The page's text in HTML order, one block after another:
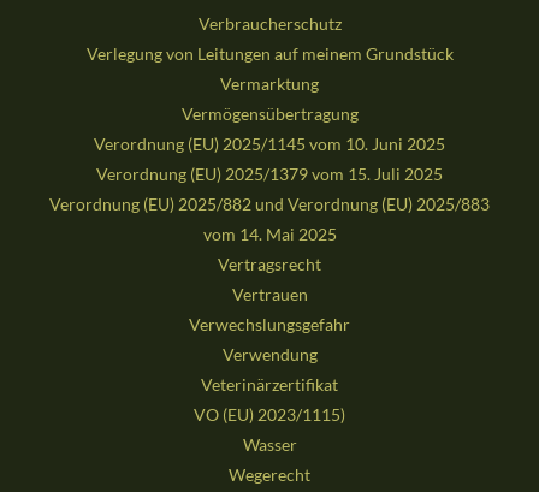
Verbraucherschutz
Verlegung von Leitungen auf meinem Grundstück
Vermarktung
Vermögensübertragung
Verordnung (EU) 2025/1145 vom 10. Juni 2025
Verordnung (EU) 2025/1379 vom 15. Juli 2025
Verordnung (EU) 2025/882 und Verordnung (EU) 2025/883
vom 14. Mai 2025
Vertragsrecht
Vertrauen
Verwechslungsgefahr
Verwendung
Veterinärzertifikat
VO (EU) 2023/1115)
Wasser
Wegerecht